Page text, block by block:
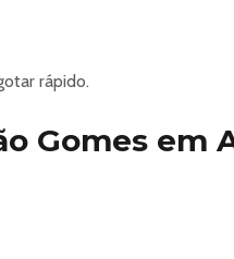
rápido.
Gomes em